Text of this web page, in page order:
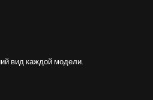
вид каждой модели.